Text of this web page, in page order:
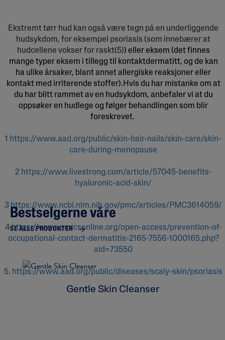
Ekstremt tørr hud kan også være tegn på en underliggende
hudsykdom, for eksempel psoriasis (som innebærer at
hudcellene vokser for raskt(5)) eller eksem (det finnes
mange typer eksem i tillegg til kontaktdermatitt, og de kan
ha ulike årsaker, blant annet allergiske reaksjoner eller
kontakt med irriterende stoffer).Hvis du har mistanke om at
du har blitt rammet av en hudsykdom, anbefaler vi at du
oppsøker en hudlege og følger behandlingen som blir
foreskrevet.
1 https://www.aad.org/public/skin-hair-nails/skin-care/skin-
care-during-menopause
2 https://www.livestrong.com/article/57045-benefits-
hyaluronic-acid-skin/
3https://www.ncbi.nlm.nih.gov/pmc/articles/PMC3614059/
4https://www.omicsonline.org/open-access/prevention-of-
occupational-contact-dermatitis-2165-7556-1000165.php?
aid=73550
5. https://www.aad.org/public/diseases/scaly-skin/psoriasis
Bestselgerne våre
SE ALLE PRODUKTER
Gentle Skin Cleanser